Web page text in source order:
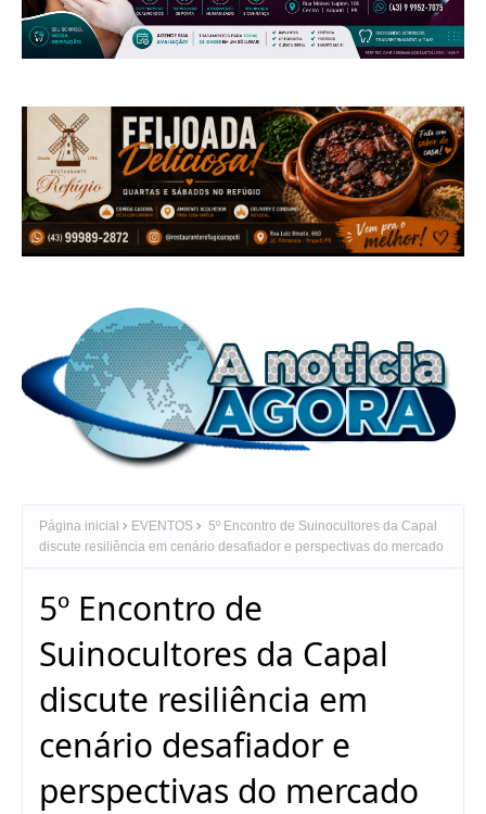
Página inicial EVENTOS
5º Encontro de Suinocultores da Capal
discute resiliência em cenário desafiador e perspectivas do mercado
5º Encontro de
Suinocultores da Capal
discute resiliência em
cenário desafiador e
perspectivas do mercado